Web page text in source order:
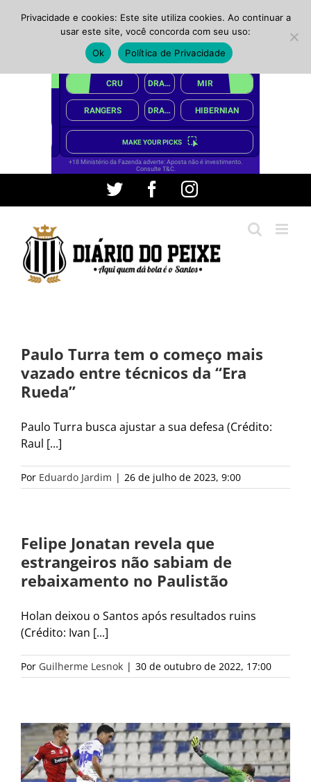
conteúdo
Twitter FacebookInstagram
Paulo Turra tem o começo mais
vazado entre técnicos da “Era
Rueda”
Paulo Turra busca ajustar a sua defesa (Crédito:
Raul [...]
Por Eduardo Jardim | 26 de julho de 2023, 9:00
Felipe Jonatan revela que
estrangeiros não sabiam de
rebaixamento no Paulistão
Holan deixou o Santos após resultados ruins
(Crédito: Ivan [...]
Por Guilherme Lesnok | 30 de outubro de 2022, 17:00
Privacidade e cookies: Este site utiliza cookies. Ao continuar a
usar este site, você concorda com seu uso:
Ok
Política de Privacidade